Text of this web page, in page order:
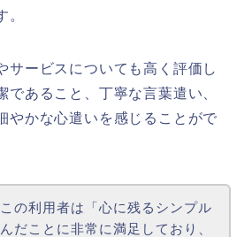
。
サービスについても高く評価し
であること、丁寧な言葉遣い、
やかな心遣いを感じることがで
の利用者は「心に残るシンプル
だことに非常に満足しており、